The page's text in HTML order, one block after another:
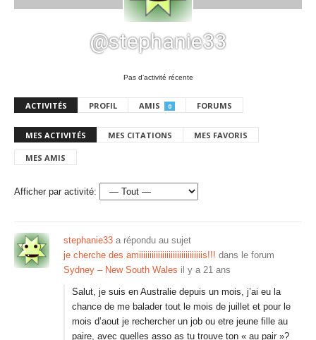
@stephanie33
Pas d’activité récente
ACTIVITÉS PROFIL AMIS 0 FORUMS
MES ACTIVITÉS MES CITATIONS MES FAVORIS
MES AMIS
Afficher par activité:
stephanie33 a répondu au sujet
je cherche des amiiiiiiiiiiiiiiiiiiiiiiiiiiiiiis!!! dans le forum
Sydney – New South Wales il y a 21 ans
Salut, je suis en Australie depuis un mois, j’ai eu la
chance de me balader tout le mois de juillet et pour le
mois d’aout je rechercher un job ou etre jeune fille au
paire, avec quelles asso as tu trouve ton « au pair »?